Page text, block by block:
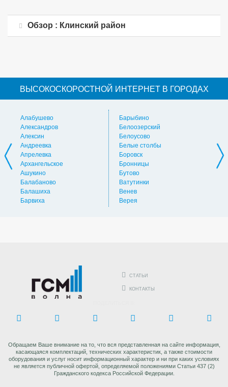
Обзор : Клинский район
ВЫСОКОСКОРОСТНОЙ ИНТЕРНЕТ В ГОРОДАХ
Алабушево
Александров
Алексин
Андреевка
Апрелевка
Архангельское
Ашукино
Балабаново
Балашиха
Барвиха
Барыбино
Белоозерский
Белоусово
Белые столбы
Боровск
Бронницы
Бутово
Ватутинки
Венев
Верея
СТАТЬИ
КОНТАКТЫ
Обращаем Ваше внимание на то, что вся представленная на сайте информация,
касающаяся комплектаций, технических характеристик, а также стоимости
оборудования и услуг носит информационный характер и ни при каких условиях
не является публичной офертой, определяемой положениями Статьи 437 (2)
Гражданского кодекса Российской Федерации.